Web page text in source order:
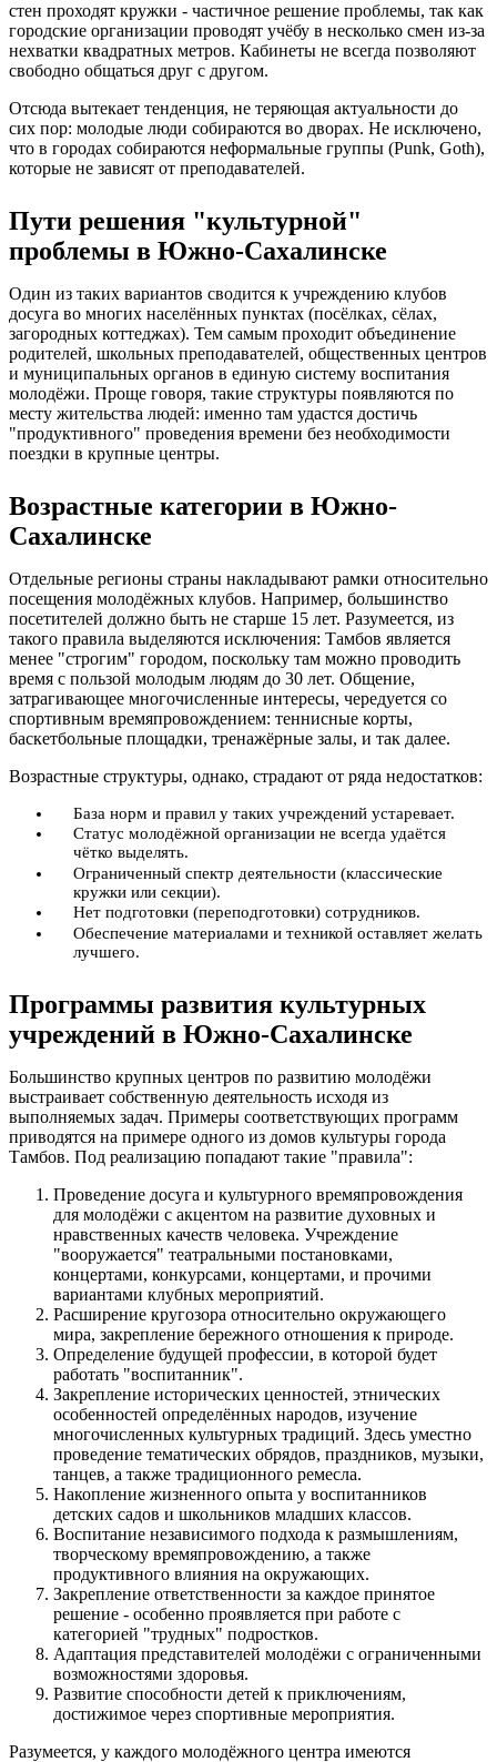
стен проходят кружки - частичное решение проблемы, так как
городские организации проводят учёбу в несколько смен из-за
нехватки квадратных метров. Кабинеты не всегда позволяют
свободно общаться друг с другом.
Отсюда вытекает тенденция, не теряющая актуальности до
сих пор: молодые люди собираются во дворах. Не исключено,
что в городах собираются неформальные группы (Punk, Goth),
которые не зависят от преподавателей.
Пути решения "культурной"
проблемы в Южно-Сахалинске
Один из таких вариантов сводится к учреждению клубов
досуга во многих населённых пунктах (посёлках, сёлах,
загородных коттеджах). Тем самым проходит объединение
родителей, школьных преподавателей, общественных центров
и муниципальных органов в единую систему воспитания
молодёжи. Проще говоря, такие структуры появляются по
месту жительства людей: именно там удастся достичь
"продуктивного" проведения времени без необходимости
поездки в крупные центры.
Возрастные категории в Южно-
Сахалинске
Отдельные регионы страны накладывают рамки относительно
посещения молодёжных клубов. Например, большинство
посетителей должно быть не старше 15 лет. Разумеется, из
такого правила выделяются исключения: Тамбов является
менее "строгим" городом, поскольку там можно проводить
время с пользой молодым людям до 30 лет. Общение,
затрагивающее многочисленные интересы, чередуется со
спортивным времяпровождением: теннисные корты,
баскетбольные площадки, тренажёрные залы, и так далее.
Возрастные структуры, однако, страдают от ряда недостатков:
База норм и правил у таких учреждений устаревает.
Статус молодёжной организации не всегда удаётся
чётко выделять.
Ограниченный спектр деятельности (классические
кружки или секции).
Нет подготовки (переподготовки) сотрудников.
Обеспечение материалами и техникой оставляет желать
лучшего.
Программы развития культурных
учреждений в Южно-Сахалинске
Большинство крупных центров по развитию молодёжи
выстраивает собственную деятельность исходя из
выполняемых задач. Примеры соответствующих программ
приводятся на примере одного из домов культуры города
Тамбов. Под реализацию попадают такие "правила":
Проведение досуга и культурного времяпровождения
для молодёжи с акцентом на развитие духовных и
нравственных качеств человека. Учреждение
"вооружается" театральными постановками,
концертами, конкурсами, концертами, и прочими
вариантами клубных мероприятий.
Расширение кругозора относительно окружающего
мира, закрепление бережного отношения к природе.
Определение будущей профессии, в которой будет
работать "воспитанник".
Закрепление исторических ценностей, этнических
особенностей определённых народов, изучение
многочисленных культурных традиций. Здесь уместно
проведение тематических обрядов, праздников, музыки,
танцев, а также традиционного ремесла.
Накопление жизненного опыта у воспитанников
детских садов и школьников младших классов.
Воспитание независимого подхода к размышлениям,
творческому времяпровождению, а также
продуктивного влияния на окружающих.
Закрепление ответственности за каждое принятое
решение - особенно проявляется при работе с
категорией "трудных" подростков.
Адаптация представителей молодёжи с ограниченными
возможностями здоровья.
Развитие способности детей к приключениям,
достижимое через спортивные мероприятия.
Разумеется, у каждого молодёжного центра имеются